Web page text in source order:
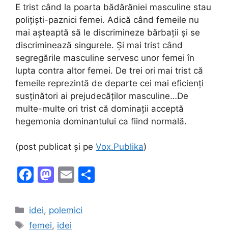
E trist când la poarta bădărăniei masculine stau
polițiști-paznici femei. Adică când femeile nu
mai așteaptă să le discrimineze bărbații și se
discriminează singurele. Și mai trist când
segregările masculine servesc unor femei în
lupta contra altor femei. De trei ori mai trist că
femeile reprezintă de departe cei mai eficienți
susținători ai prejudecăților masculine…De
multe-multe ori trist că dominații acceptă
hegemonia dominantului ca fiind normală.
(post publicat și pe Vox.Publika)
F
c
e
M
st
o
E
ai
Categories
idei, polemici
Tags
femei, idei